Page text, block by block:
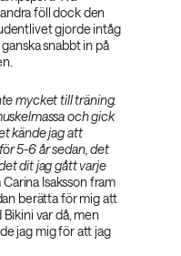
föll dock den
gjorde intåg
snabbt in på
mycket till träning.
och gick
kände jag att
5-6 år sedan, det
dit jag gått varje
Isaksson fram
berätta för mig att
var då, men
jag mig för att jag